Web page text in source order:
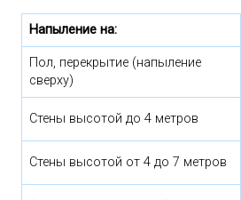
Напыление на:
Пол, перекрытие (напыление
сверху)
Стены высотой до 4 метров
Стены высотой от 4 до 7 метров